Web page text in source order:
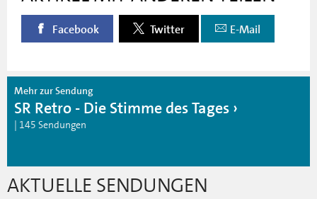
Facebook Twitter E-Mail
Mehr zur Sendung
SR Retro - Die Stimme des Tages
| 145 Sendungen
AKTUELLE SENDUNGEN